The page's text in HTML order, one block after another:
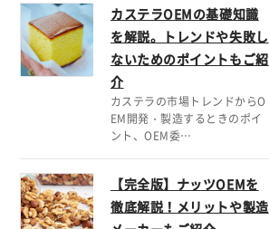
カステラOEMの基礎知識
を解説。トレンドや失敗し
ないためのポイントもご紹
介
カステラの市場トレンドからO
EM開発・製造するときのポイ
ント、OEM委…
【完全版】ナッツOEMを
徹底解説！メリットや製造